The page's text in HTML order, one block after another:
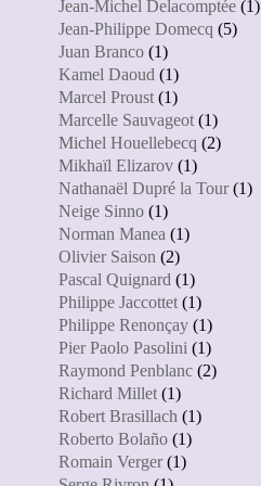
Jean-Michel Delacomptée(1)
Jean-Philippe Domecq (5)
Juan Branco(1)
Kamel Daoud (1)
Marcel Proust(1)
Marcelle Sauvageot(1)
Michel Houellebecq (2)
Mikhaïl Elizarov(1)
Nathanaël Dupré la Tour(1)
Neige Sinno(1)
Norman Manea (1)
Olivier Saison (2)
Pascal Quignard (1)
Philippe Jaccottet(1)
Philippe Renonçay(1)
Pier Paolo Pasolini (1)
Raymond Penblanc(2)
Richard Millet(1)
Robert Brasillach (1)
Roberto Bolaño(1)
Romain Verger(1)